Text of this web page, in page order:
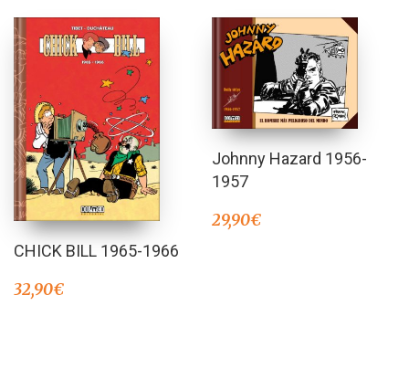
CHICK BILL 1965-1966
32,90€
Johnny Hazard 1956-
1957
29,90€